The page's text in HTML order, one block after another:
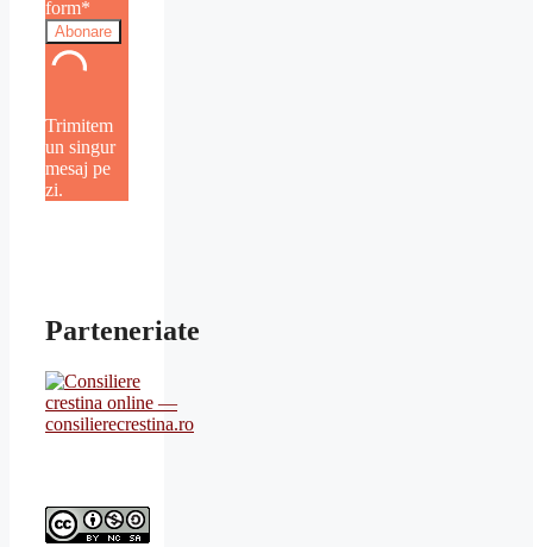
form*
Trimitem
un singur
mesaj pe
zi.
Parteneriate